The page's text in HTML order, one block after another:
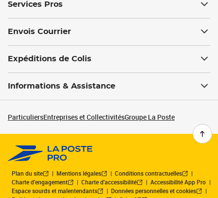
Services Pros
Envois Courrier
Expéditions de Colis
Informations & Assistance
ParticuliersEntreprises et CollectivitésGroupe La Poste
Plan du site Mentions légales
Conditions contractuelles
Charte d’engagement
Charte d'accessibilité
Accessibilité App Pro
Espace sourds et malentendants
Données personnelles et cookies